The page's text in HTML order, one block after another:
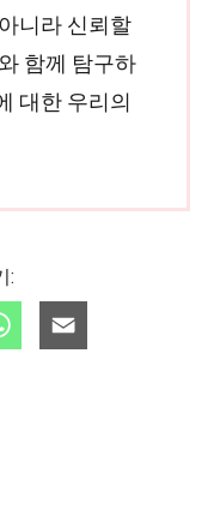
니라 신뢰할
함께 탐구하
대한 우리의
: